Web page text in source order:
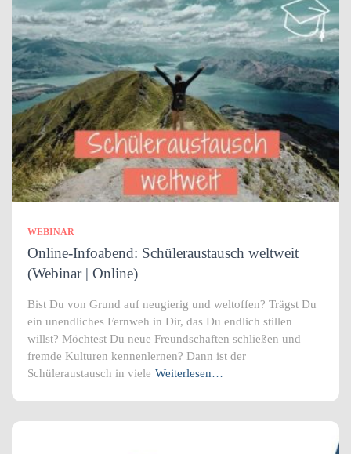
WEBINAR
Online-Infoabend: Schüleraustausch weltweit
(Webinar | Online)
Bist Du von Grund auf neugierig und weltoffen? Trägst Du
ein unendliches Fernweh in Dir, das Du endlich stillen
willst? Möchtest Du neue Freundschaften schließen und
fremde Kulturen kennenlernen? Dann ist der
Schüleraustausch in viele Weiterlesen…